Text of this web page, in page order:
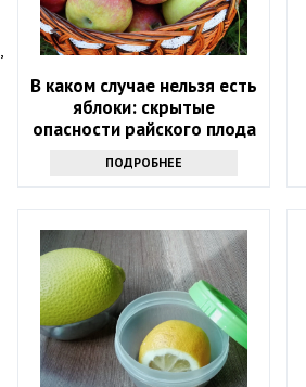
В каком случае нельзя есть
яблоки: скрытые
опасности райского плода
ПОДРОБНЕЕ